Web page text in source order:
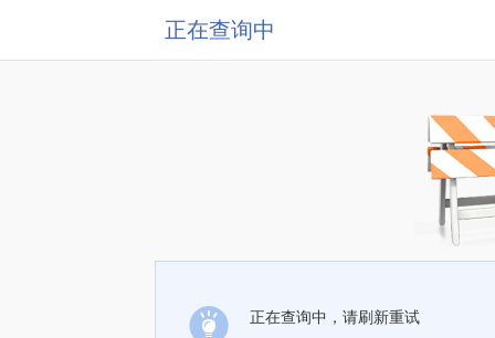
正在查询中
正在查询中，请刷新重试